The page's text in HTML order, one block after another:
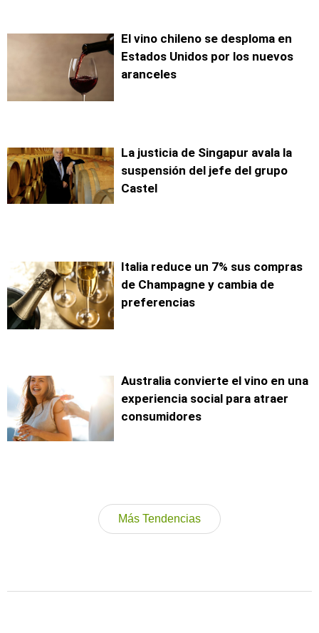
El vino chileno se desploma en
Estados Unidos por los nuevos
aranceles
La justicia de Singapur avala la
suspensión del jefe del grupo
Castel
Italia reduce un 7% sus compras
de Champagne y cambia de
preferencias
Australia convierte el vino en una
experiencia social para atraer
consumidores
Más Tendencias